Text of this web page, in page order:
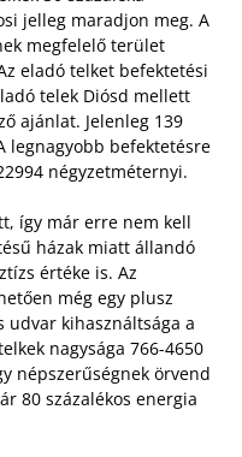
jelleg maradjon meg. A
megfelelő terület
eladó telket befektetési
telek Diósd mellett
ajánlat. Jelenleg 139
legnagyobb befektetésre
négyzetméternyi.
így már erre nem kell
házak miatt állandó
értéke is. Az
még egy plusz
udvar kihasználtsága a
nagysága 766-4650
népszerűségnek örvend
80 százalékos energia